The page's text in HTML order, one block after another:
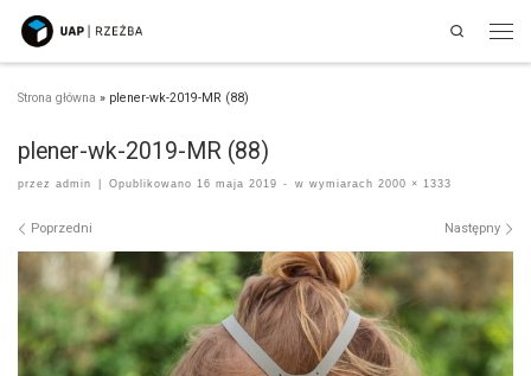
Przejdź do treści
Search
Strona główna » plener-wk-2019-MR (88)
plener-wk-2019-MR (88)
przez admin Opublikowano 16 maja 2019 - w wymiarach 2000 × 1333
Nawigacja po obrazach
Poprzedni Następny